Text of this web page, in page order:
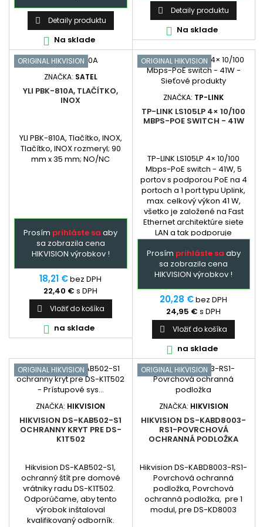
 Detaily produktu
 Na sklade
 Detaily produktu
 Na sklade
ORIGINAL HIKVISION
ZNAČKA: SATEL
YLI PBK-810A, TLAČÍTKO,
INOX
YLI PBK-810A, Tlačítko, INOX,
Tlačítko, INOX rozmeryl; 90
mm x 35 mm; NO/NC
Prosím prihláste sa aby
sa zobrazila cena
HIKVISION výrobkov !
18,21 €bez DPH
22,40 € s DPH
 Vložiť do košíka
 na sklade
ORIGINAL HIKVISION
ZNAČKA: TP-LINK
TP-LINK LS105LP 4× 10/100
MBPS-POE SWITCH - 41W
TP-LINK LS105LP 4× 10/100
Mbps-PoE switch - 41W, 5
portov s podporou PoE na 4
portoch a 1 port typu Uplink,
max. celkový výkon 41 W,
všetko je založené na Fast
Ethernet architektúre siete
LAN a tak podporuje
Mbps. Automaticky detekuje
a napája zariadenia
podporujúce PoE normu
a to na portoch 1 až 4,...
Prosím prihláste sa aby
sa zobrazila cena
HIKVISION výrobkov !
20,28 €bez DPH
24,95 € s DPH
 Vložiť do košíka
 na sklade
ORIGINAL HIKVISION
ZNAČKA: HIKVISION
HIKVISION DS-KAB502-S1
OCHRANNY KRYT PRE DS-
K1T502
Hikvision DS-KAB502-S1,
ochranný štít pre domové
vrátniky radu DS-K1T502.
Odporúčame, aby tento
výrobok inštaloval
kvalifikovaný odborník.
ORIGINAL HIKVISION
ZNAČKA: HIKVISION
HIKVISION DS-KABD8003-
RS1-POVRCHOVÁ
OCHRANNÁ PODLOŽKA
Hikvision DS-KABD8003-RS1-
Povrchová ochranná
podložka, Povrchová
ochranná podložka, pre 1
modul, pre DS-KD8003